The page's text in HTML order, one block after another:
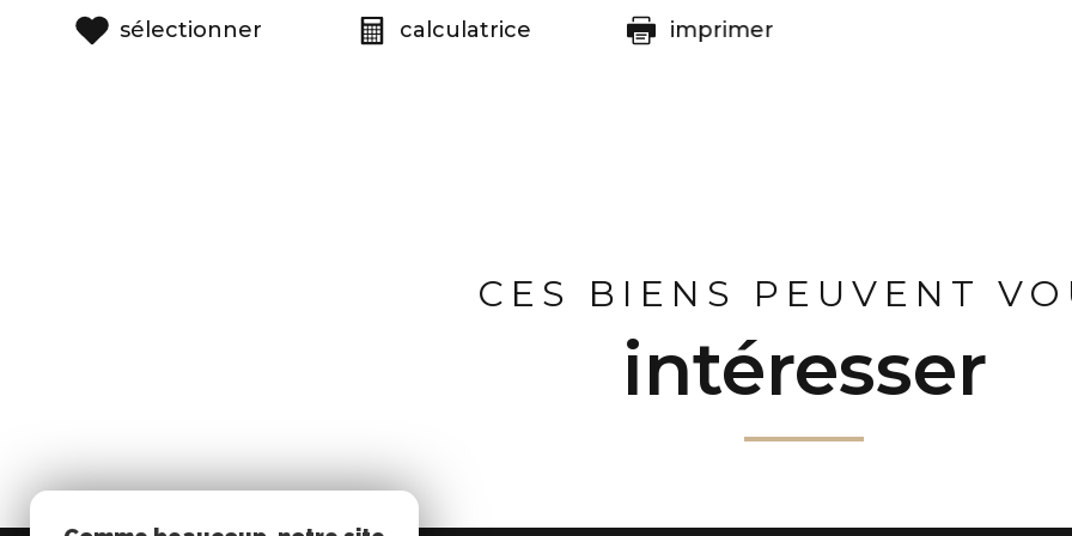
sélectionner calculatrice imprimer
CES BIENS PEUVENT
intéresser